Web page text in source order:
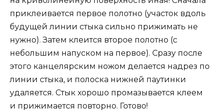
приклеивается первое полотно (участок вдоль
будущей линии стыка сильно прижимать не
нужно). Затем клеится второе полотно (с
небольшим напуском на первое). Сразу после
этого канцелярским ножом делается надрез по
линии стыка, и полоска нижней паутинки
удаляется. Стык хорошо промазывается клеем
и прижимается повторно. Готово!